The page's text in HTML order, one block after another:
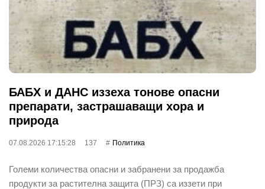
БАБХ и ДАНС иззеха тонове опасни
препарати, застрашаващи хора и
природа
07.08.2026 17:15:28 137 Политика
Големи количества опасни и забранени за продажба
продукти за растителна защита (ПРЗ) са иззети при